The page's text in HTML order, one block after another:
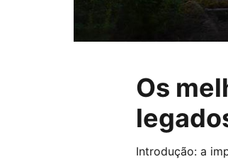
Os
Introdução: a